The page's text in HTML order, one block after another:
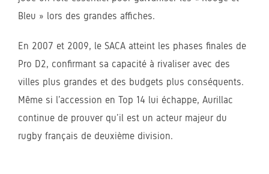
Bleu » lors des grandes affiches.
En 2007 et 2009, le SACA atteint les phases finales de
Pro D2, confirmant sa capacité à rivaliser avec des
villes plus grandes et des budgets plus conséquents.
Même si l’accession en Top 14 lui échappe, Aurillac
continue de prouver qu’il est un acteur majeur du
rugby français de deuxième division.